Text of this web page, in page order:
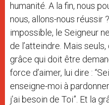
humanité. A la fin, nous
nous, allons-nous réussir
impossible, le Seigneur
de l’atteindre. Mais seuls,
grâce qui doit être
force d’aimer, lui dire :
enseigne-moi à
j’ai besoin de Toi”. Et la